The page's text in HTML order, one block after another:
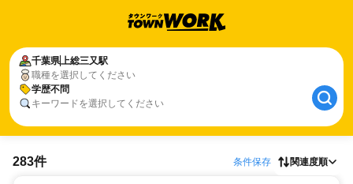
千葉県上総三又駅
職種を選択してください
学歴不問
キーワードを選択してください
283件 条件保存 関連度順